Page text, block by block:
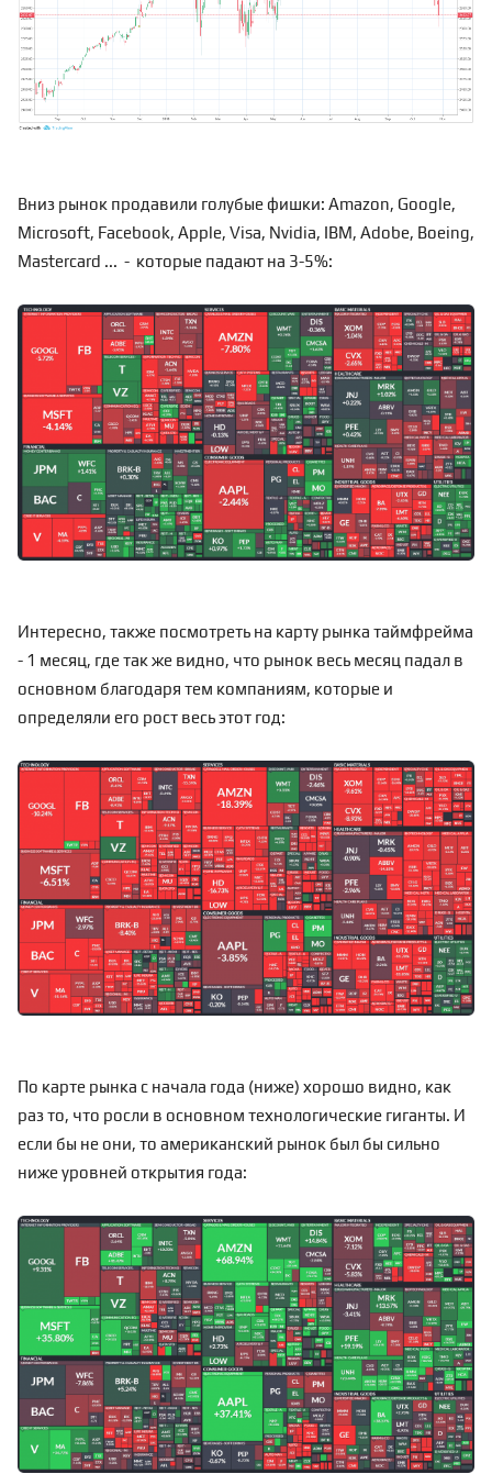
Вниз рынок продавили голубые фишки: Amazon, Google,
Microsoft, Facebook, Apple, Visa, Nvidia, IBM, Adobe, Boeing,
Mastercard ... - которые падают на 3-5%:
Интересно, также посмотреть на карту рынка таймфрейма
- 1 месяц, где так же видно, что рынок весь месяц падал в
основном благодаря тем компаниям, которые и
определяли его рост весь этот год:
По карте рынка с начала года (ниже) хорошо видно, как
раз то, что росли в основном технологические гиганты. И
если бы не они, то американский рынок был бы сильно
ниже уровней открытия года: